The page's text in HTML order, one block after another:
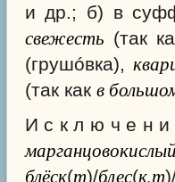
и др.; б) в
свежесть (так
(грушóвка),
(так как в
И с к л ю ч е н
блёск(т)/блес(к,т